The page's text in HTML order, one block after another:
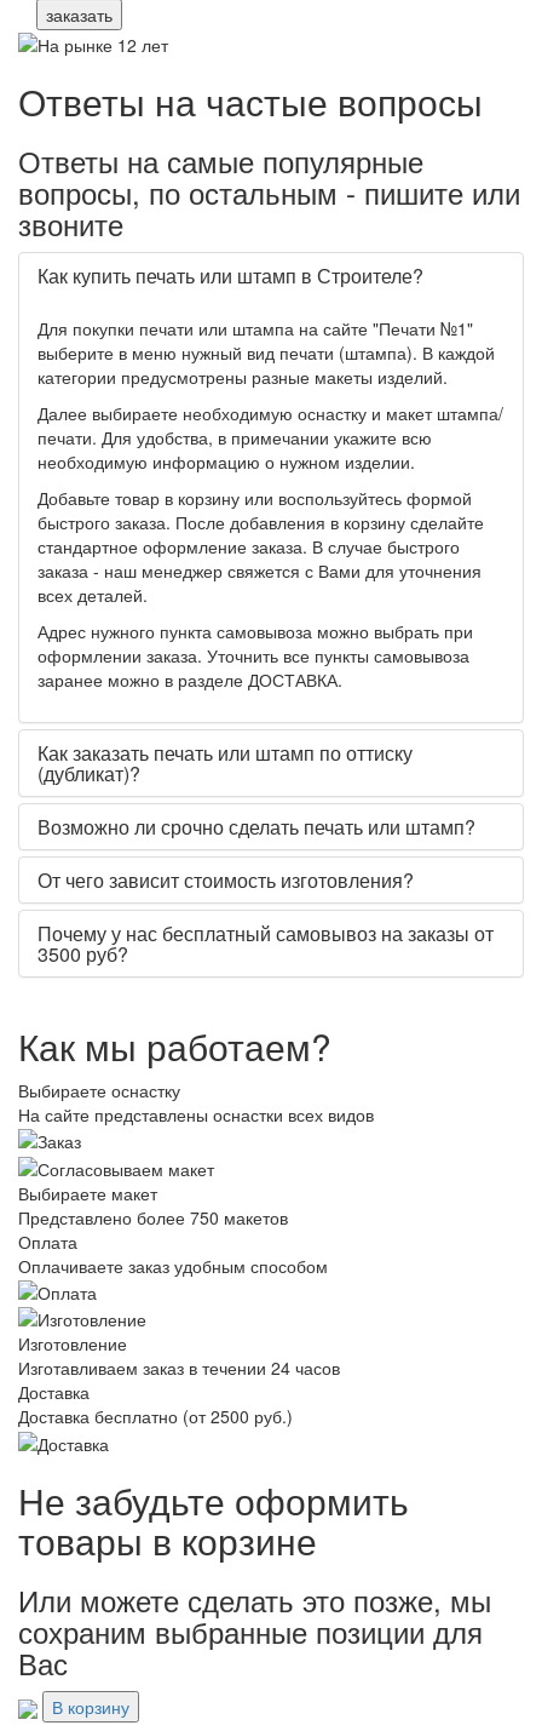
заказать
Ответы на частые вопросы
Ответы на самые популярные
вопросы, по остальным - пишите или
звоните
Как купить печать или штамп в Строителе?
Для покупки печати или штампа на сайте "Печати №1"
выберите в меню нужный вид печати (штампа). В каждой
категории предусмотрены разные макеты изделий.
Далее выбираете необходимую оснастку и макет штампа/
печати. Для удобства, в примечании укажите всю
необходимую информацию о нужном изделии.
Добавьте товар в корзину или воспользуйтесь формой
быстрого заказа. После добавления в корзину сделайте
стандартное оформление заказа. В случае быстрого
заказа - наш менеджер свяжется с Вами для уточнения
всех деталей.
Адрес нужного пункта самовывоза можно выбрать при
оформлении заказа. Уточнить все пункты самовывоза
заранее можно в разделе ДОСТАВКА.
Как заказать печать или штамп по оттиску
(дубликат)?
Возможно ли срочно сделать печать или штамп?
От чего зависит стоимость изготовления?
Почему у нас бесплатный самовывоз на заказы от
3500 руб?
Как мы работаем?
Выбираете оснастку
На сайте представлены оснастки всех видов
Выбираете макет
Представлено более 750 макетов
Оплата
Оплачиваете заказ удобным способом
Изготовление
Изготавливаем заказ в течении 24 часов
Доставка
Доставка бесплатно (от 2500 руб.)
Не забудьте оформить
товары в корзине
Или можете сделать это позже, мы
сохраним выбранные позиции для
Вас
В корзину